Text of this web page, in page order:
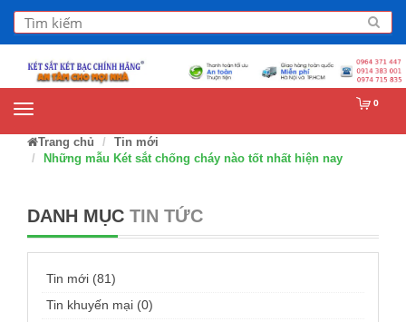
0
Trang chủ
Tin mới
Những mẫu Két sắt chống cháy nào tốt nhất hiện nay
DANH MỤC TIN TỨC
Tin mới (81)
Tin khuyến mại (0)